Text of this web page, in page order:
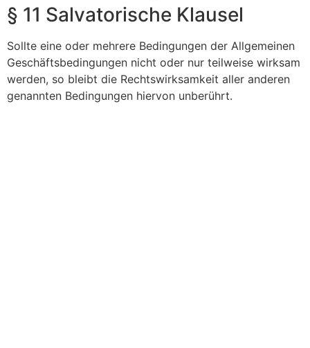
§ 11 Salvatorische Klausel
Sollte eine oder mehrere Bedingungen der Allgemeinen
Geschäftsbedingungen nicht oder nur teilweise wirksam
werden, so bleibt die Rechtswirksamkeit aller anderen
genannten Bedingungen hiervon unberührt.